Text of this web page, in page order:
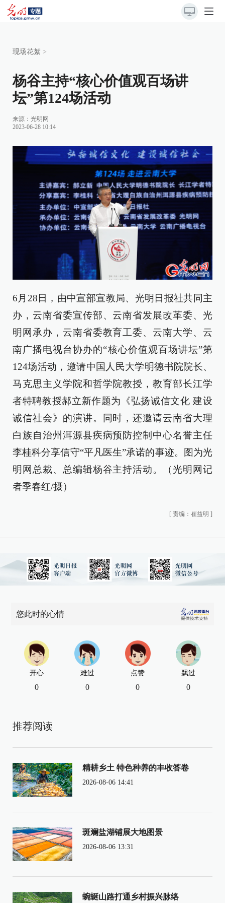
现场花絮 >
杨谷主持“核心价值观百场讲
坛”第124场活动
来源： 光明网
2023-06-28 10:14
6月28日，由中宣部宣教局、光明日报社共同主
办，云南省委宣传部、云南省发展改革委、光
明网承办，云南省委教育工委、云南大学、云
南广播电视台协办的“核心价值观百场讲坛”第
124场活动，邀请中国人民大学明德书院院长、
马克思主义学院和哲学院教授，教育部长江学
者特聘教授郝立新作题为《弘扬诚信文化 建设
诚信社会》的演讲。同时，还邀请云南省大理
白族自治州洱源县疾病预防控制中心名誉主任
李桂科分享信守“平凡医生”承诺的事迹。图为光
明网总裁、总编辑杨谷主持活动。（光明网记
者季春红/摄）
[ 责编：崔益明 ]
您此时的心情
开心
0
难过
0
点赞
0
飘过
0
推荐阅读
精耕乡土 特色种养的丰收答卷
2026-08-06 14:41
斑斓盐湖铺展大地图景
2026-08-06 13:31
蜿蜒山路打通乡村振兴脉络